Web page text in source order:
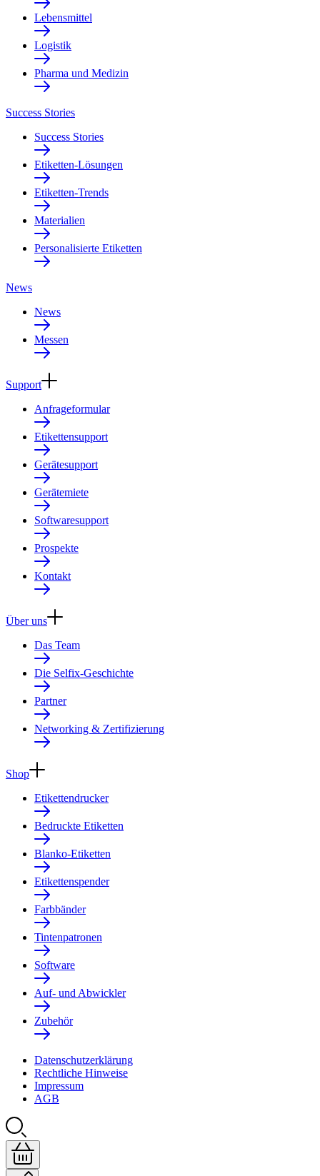
Lebensmittel
Logistik
Pharma und Medizin
Success Stories
Success Stories
Etiketten-Lösungen
Etiketten-Trends
Materialien
Personalisierte Etiketten
News
News
Messen
Support
Anfrageformular
Etikettensupport
Gerätesupport
Gerätemiete
Softwaresupport
Prospekte
Kontakt
Über uns
Das Team
Die Selfix-Geschichte
Partner
Networking & Zertifizierung
Shop
Etikettendrucker
Bedruckte Etiketten
Blanko-Etiketten
Etikettenspender
Farbbänder
Tintenpatronen
Software
Auf- und Abwickler
Zubehör
Datenschutzerklärung
Rechtliche Hinweise
Impressum
AGB